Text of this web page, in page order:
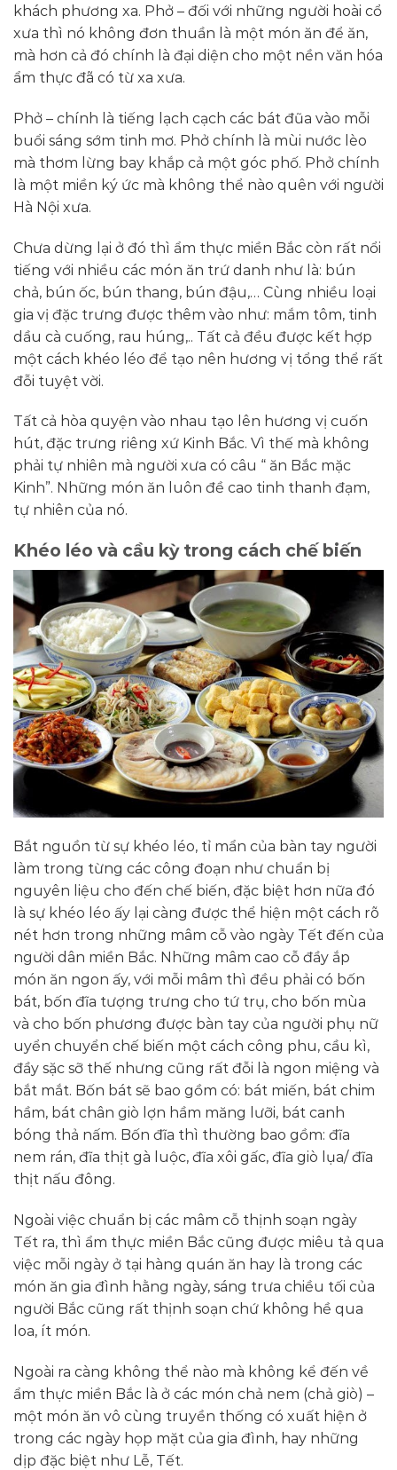
khách phương xa. Phở – đối với những người hoài cổ
xưa thì nó không đơn thuần là một món ăn để ăn,
mà hơn cả đó chính là đại diện cho một nền văn hóa
ẩm thực đã có từ xa xưa.
Phở – chính là tiếng lạch cạch các bát đũa vào mỗi
buổi sáng sớm tinh mơ. Phở chính là mùi nước lèo
mà thơm lừng bay khắp cả một góc phố. Phở chính
là một miền ký ức mà không thể nào quên với người
Hà Nội xưa.
Chưa dừng lại ở đó thì ẩm thực miền Bắc còn rất nổi
tiếng với nhiều các món ăn trứ danh như là: bún
chả, bún ốc, bún thang, bún đậu,… Cùng nhiều loại
gia vị đặc trưng được thêm vào như: mắm tôm, tinh
dầu cà cuống, rau húng,.. Tất cả đều được kết hợp
một cách khéo léo để tạo nên hương vị tổng thể rất
đỗi tuyệt vời.
Tất cả hòa quyện vào nhau tạo lên hương vị cuốn
hút, đặc trưng riêng xứ Kinh Bắc. Vì thế mà không
phải tự nhiên mà người xưa có câu “ ăn Bắc mặc
Kinh”. Những món ăn luôn đề cao tinh thanh đạm,
tự nhiên của nó.
Khéo léo và cầu kỳ trong cách chế biến
Bắt nguồn từ sự khéo léo, tỉ mẩn của bàn tay người
làm trong từng các công đoạn như chuẩn bị
nguyên liệu cho đến chế biến, đặc biệt hơn nữa đó
là sự khéo léo ấy lại càng được thể hiện một cách rõ
nét hơn trong những mâm cỗ vào ngày Tết đến của
người dân miền Bắc. Những mâm cao cỗ đầy ắp
món ăn ngon ấy, với mỗi mâm thì đều phải có bốn
bát, bốn đĩa tượng trưng cho tứ trụ, cho bốn mùa
và cho bốn phương được bàn tay của người phụ nữ
uyển chuyển chế biến một cách công phu, cầu kì,
đầy sặc sỡ thế nhưng cũng rất đỗi là ngon miệng và
bắt mắt. Bốn bát sẽ bao gồm có: bát miến, bát chim
hầm, bát chân giò lợn hầm măng lưỡi, bát canh
bóng thả nấm. Bốn đĩa thì thường bao gồm: đĩa
nem rán, đĩa thịt gà luộc, đĩa xôi gấc, đĩa giò lụa/ đĩa
thịt nấu đông.
Ngoài việc chuẩn bị các mâm cỗ thịnh soạn ngày
Tết ra, thì ẩm thực miền Bắc cũng được miêu tả qua
việc mỗi ngày ở tại hàng quán ăn hay là trong các
món ăn gia đình hằng ngày, sáng trưa chiều tối của
người Bắc cũng rất thịnh soạn chứ không hề qua
loa, ít món.
Ngoài ra càng không thể nào mà không kể đến về
ẩm thực miền Bắc là ở các món chả nem (chả giò) –
một món ăn vô cùng truyền thống có xuất hiện ở
trong các ngày họp mặt của gia đình, hay những
dịp đặc biệt như Lễ, Tết.